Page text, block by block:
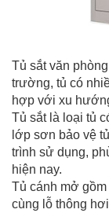
Tủ sắt văn
trường, tủ có
hợp với xu
Tủ sắt là loại tủ
lớp sơn bảo vệ
trình sử dụng,
hiện nay.
Tủ cánh mở
cùng lỗ thông